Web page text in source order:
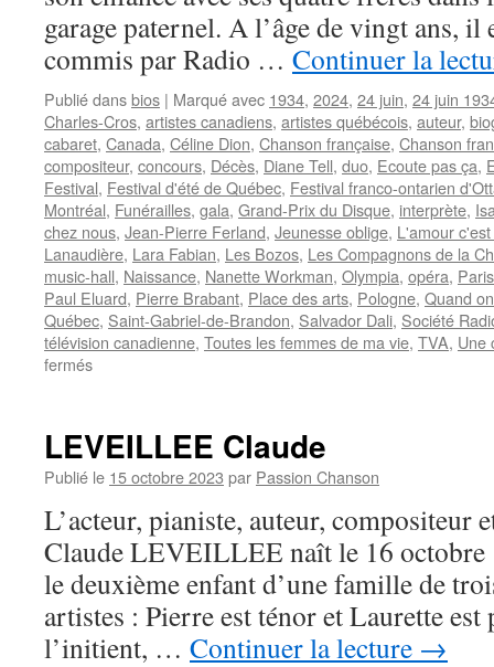
garage paternel. A l’âge de vingt ans, il
commis par Radio … Continuer la
Publié dansbios | Marqué avec 1934, 2024, 24 juin, 24 juin
Charles-Cros, artistes canadiens, artistes québécois, auteur,
cabaret, Canada, Céline Dion, Chanson française, Chanson
compositeur, concours, Décès, Diane Tell, duo, Ecoute pas ça,
Festival, Festival d'été de Québec, Festival franco-ontarien
Montréal, Funérailles, gala, Grand-Prix du Disque, interprète,
chez nous, Jean-Pierre Ferland, Jeunesse oblige, L'amour
Lanaudière, Lara Fabian, Les Bozos, Les Compagnons de la
music-hall, Naissance, Nanette Workman, Olympia, opéra, Paris
Paul Eluard, Pierre Brabant, Place des arts, Pologne, Quand
Québec, Saint-Gabriel-de-Brandon, Salvador Dali, Société
télévision canadienne, Toutes les femmes de ma vie, TVA, Une
ferméssur
LEVEILLEE Claude
Publié le 15 octobre 2023 par Passion Chanson
L’acteur, pianiste, auteur, compositeur
Claude LEVEILLEE naît le 16 octobre
le deuxième enfant d’une famille de
artistes : Pierre est ténor et Laurette
l’initient, … Continuer la lecture →